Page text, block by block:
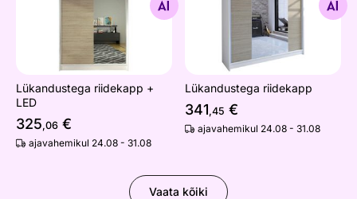
Otsi sarnaseid
Lükandustega riidekapp +
LED
325,06 €
ajavahemikul 24.08 - 31.08
Otsi sarnaseid
Lükandustega riidekapp
341,45 €
ajavahemikul 24.08 - 31.08
Vaata kõiki